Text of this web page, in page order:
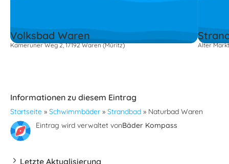
Volksbad Waren
Kameruner Weg 2, 17192 Waren (Müritz) Alter Markt
Informationen zu diesem Eintrag
Startseite » Schwimmbäder » Strandbad » Naturbad Waren
Eintrag wird verwaltet vonBäder Kompass
Letzte Aktualisierung